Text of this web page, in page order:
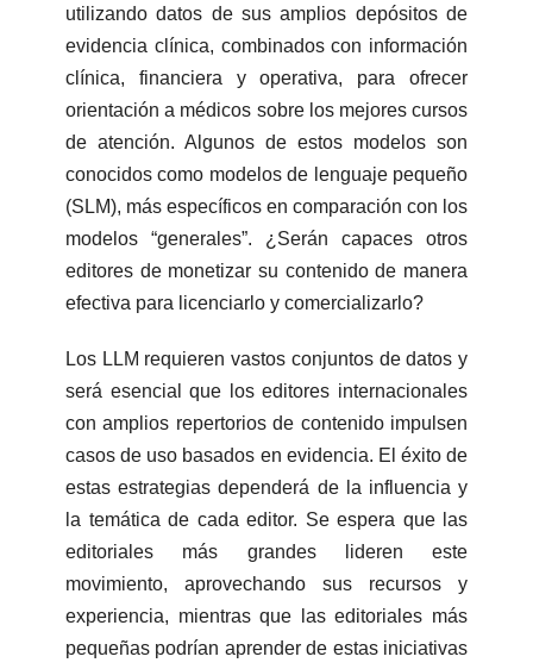
utilizando datos de sus amplios depósitos de
evidencia clínica, combinados con información
clínica, financiera y operativa, para ofrecer
orientación a médicos sobre los mejores cursos
de atención. Algunos de estos modelos son
conocidos como modelos de lenguaje pequeño
(SLM), más específicos en comparación con los
modelos “generales”. ¿Serán capaces otros
editores de monetizar su contenido de manera
efectiva para licenciarlo y comercializarlo?
Los LLM requieren vastos conjuntos de datos y
será esencial que los editores internacionales
con amplios repertorios de contenido impulsen
casos de uso basados en evidencia. El éxito de
estas estrategias dependerá de la influencia y
la temática de cada editor. Se espera que las
editoriales más grandes lideren este
movimiento, aprovechando sus recursos y
experiencia, mientras que las editoriales más
pequeñas podrían aprender de estas iniciativas